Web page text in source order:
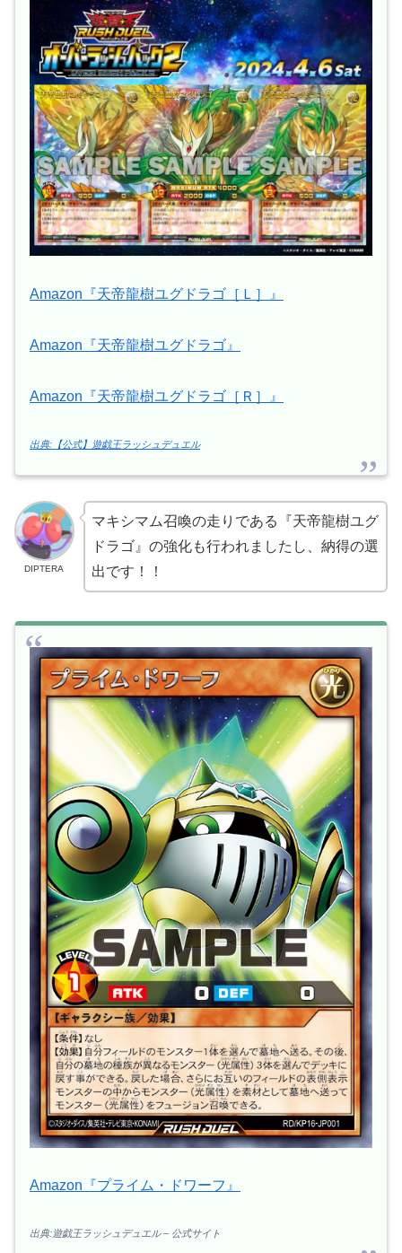
Amazon『天帝龍樹ユグドラゴ［Ｌ］』
Amazon『天帝龍樹ユグドラゴ』
Amazon『天帝龍樹ユグドラゴ［Ｒ］』
出典:【公式】遊戯王ラッシュデュエル
DIPTERA
マキシマム召喚の走りである『天帝龍樹ユグ
ドラゴ』の強化も行われましたし、納得の選
出です！！
Amazon『プライム・ドワーフ』
出典:遊戯王ラッシュデュエル – 公式サイト